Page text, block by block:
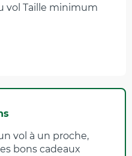
vol Taille minimum
vol à un proche,
bons cadeaux